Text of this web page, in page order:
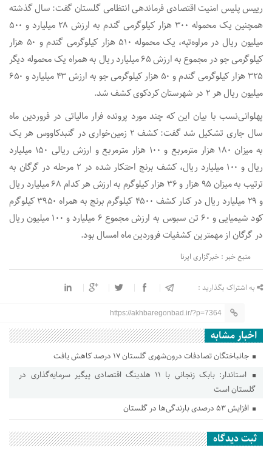
رییس پلیس امنیت اقتصادی فرماندهی انتظامی گلستان گفت: سال گذشته
همچنین یک محموله ۳۰۰ هزار کیلوگرمی گندم به ارزش ۲۸ میلیارد و ۵۰۰
میلیون ریال در مراوه‌تپه، یک محموله ۵۱۰ هزار کیلوگرمی گندم و ۵۰ هزار
کیلوگرمی جو در مجموع به ارزش ۶۵ میلیارد ریال به همراه یک محموله دیگر
۳۲۵ هزار کیلوگرمی گندم و ۵۰ هزار کیلوگرمی جو به ارزش ۴۳ میلیارد و ۶۵۰
میلیون ریال هر ۲ در شهرستان کردکوی کشف شد.
پهلوانی‌نسب با بیان این که چند مورد پرونده فرار مالیاتی در فروردین ماه
سال جاری تشکیل شد گفت: کشف ۲ زمین‌خواری در گنبدکاووس هر یک
به میزان ۱۸۰ هزار مترمربع و ۱۰۰ هزار مترمربع و ارزش ریالی ۱۵۰ میلیارد
ریال و ۱۰۰ میلیارد ریال، کشف برنج احتکار شده در ۲ مرحله در گرگان به
ترتیب به میزان ۹۵ هزار و ۳۶ هزار کیلوگرم به ارزش هر کدام ۶۸ میلیارد ریال
و ۲۹ میلیارد ریال در کنار کشف ۴۵۰۰ کیلوگرم برنج به همراه ۳۹۵۰ کیلوگرم
کود شیمیایی و ۶۰ تن سبوس به ارزش مجموع ۶ میلیارد و ۱۰۰ میلیون ریال
در گرگان از مهمترین کشفیات فروردین ماه امسال بود.
منبع خبر : خبرگزاری ایرنا
به اشتراک بگذارید :
https://akhbaregonbad.ir/?p=7364
اخبار مشابه
جانباختگان تصادفات درون‌شهری گلستان ۱۷ درصد کاهش یافت
استاندار: بابک زنجانی با ۱۱ هلدینگ اقتصادی پیگیر سرمایه‌گذاری در
گلستان است
افزایش ۵۳ درصدی بارندگی‌ها در گلستان
ثبت دیدگاه